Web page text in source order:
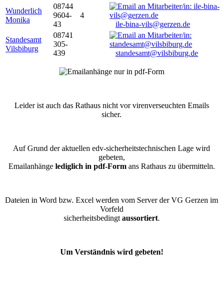
Wunderlich
Monika
08744
9604-
43
4
ile-bina-vils@gerzen.de
Standesamt
Vilsbiburg
08741
305-
439
standesamt@vilsbiburg.de
Leider ist auch das Rathaus nicht vor virenverseuchten Emails
sicher.
Auf Grund der aktuellen edv-sicherheitstechnischen Lage wird
gebeten,
Emailanhänge lediglich in pdf-Formans Rathaus zu übermitteln.
Dateien in Word bzw. Excel werden vom Server der VG Gerzen im
Vorfeld
sicherheitsbedingt aussortiert.
Um Verständnis wird gebeten!